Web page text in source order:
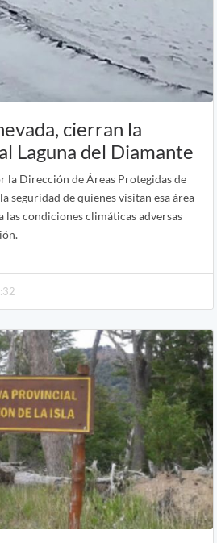
cierran la
Laguna del Diamante
la Dirección de Áreas Protegidas de
seguridad de quienes visitan esa área
condiciones climáticas adversas